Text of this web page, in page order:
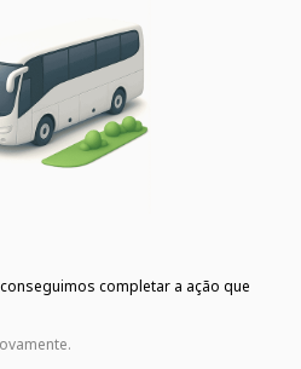
completar a ação que